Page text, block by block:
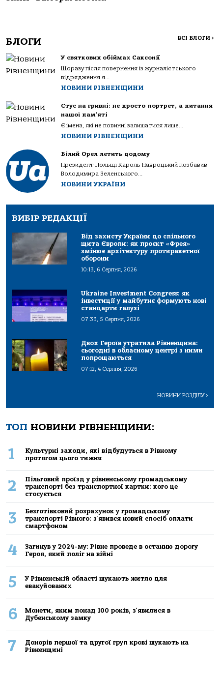
БЛОГИ ВСІ БЛОГИ >
У святкових обіймах Саксонії
Щоразу після повернення із журналістського
відрядження я...
НОВИНИ РІВНЕНЩИНИ
Стус на гривні: не просто портрет, а питання
нашої пам’яті
Є імена, які не повинні залишатися лише...
НОВИНИ РІВНЕНЩИНИ
Білий Орел летить додому
Президент Польщі Кароль Навроцький позбавив
Володимира Зеленського...
НОВИНИ УКРАЇНИ
ВИБІР РЕДАКЦІЇ
Від захисту України до спільного
щита Європи: як проєкт «Фрея»
змінює архітектуру протиракетної
оборони
10:13, 6 Серпня, 2026
Ukraine Investment Congress: як
інвестиції у майбутнє формують нові
стандарти галузі
07:33, 5 Серпня, 2026
Двох Героїв утратила Рівненщина:
сьогодні в обласному центрі з ними
попрощаються
07:12, 4 Серпня, 2026
НОВИНИ РОЗДІЛУ>
ТОП НОВИНИ РІВНЕНЩИНИ:
1
Культурні заходи, які відбудуться в Рівному
протягом цього тижня
2
Пільговий проїзд у рівненському громадському
транспорті без транспортної картки: кого це
стосується
3
Безготівковий розрахунок у громадському
транспорті Рівного: з'явився новий спосіб оплати
смартфоном
4
Загинув у 2024-му: Рівне проведе в останню дорогу
Героя, який поліг на війні
5
У Рівненській області шукають житло для
евакуйованих
6
Монети, яким понад 100 років, з'явилися в
Дубенському замку
7
Донорів першої та другої груп крові шукають на
Рівненщині